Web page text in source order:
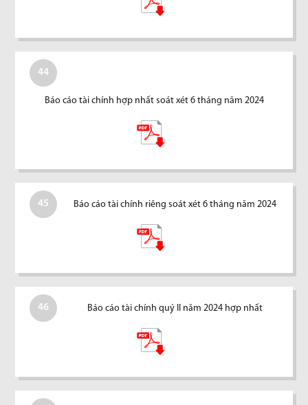
44
Báo cáo tài chính hợp nhất soát xét 6 tháng năm 2024
45 Báo cáo tài chính riêng soát xét 6 tháng năm 2024
46 Báo cáo tài chính quý II năm 2024 hợp nhất